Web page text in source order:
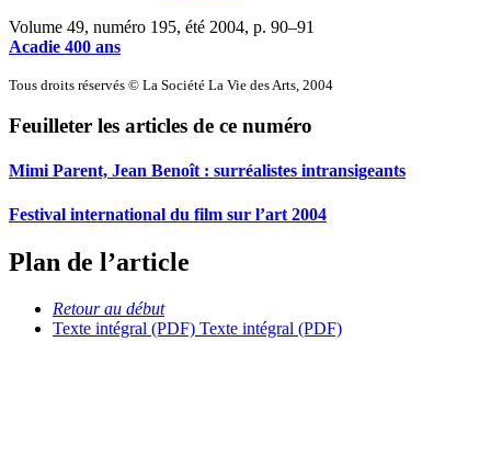
Volume 49, numéro 195, été 2004, p. 90–91
Acadie 400 ans
Tous droits réservés © La Société La Vie des Arts, 2004
Feuilleter les articles de ce numéro
Mimi Parent, Jean Benoît : surréalistes intransigeants
Festival international du film sur l’art 2004
Plan de l’article
Retour au début
Texte intégral (PDF) Texte intégral (PDF)